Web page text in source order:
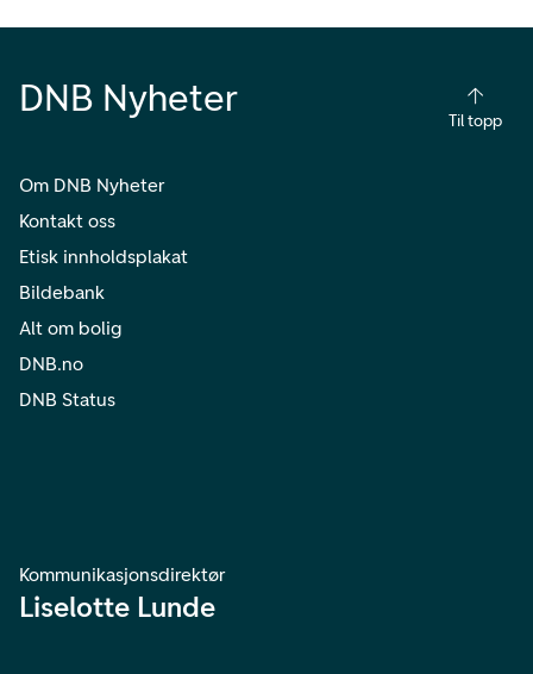
DNB Nyheter
Til topp
Om DNB Nyheter
Kontakt oss
Etisk innholdsplakat
Bildebank
Alt om bolig
DNB.no
DNB Status
Kommunikasjonsdirektør
Liselotte Lunde